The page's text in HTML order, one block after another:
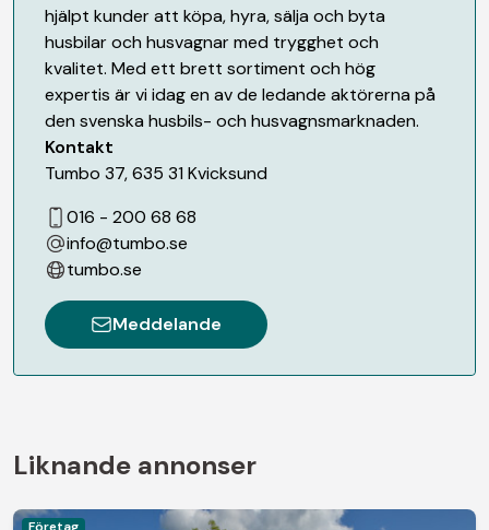
hjälpt kunder att köpa, hyra, sälja och byta
husbilar och husvagnar med trygghet och
kvalitet. Med ett brett sortiment och hög
expertis är vi idag en av de ledande aktörerna på
den svenska husbils- och husvagnsmarknaden.
Kontakt
Tumbo 37,635 31 Kvicksund
016 - 200 68 68
info@tumbo.se
tumbo.se
Meddelande
Liknande annonser
Företag